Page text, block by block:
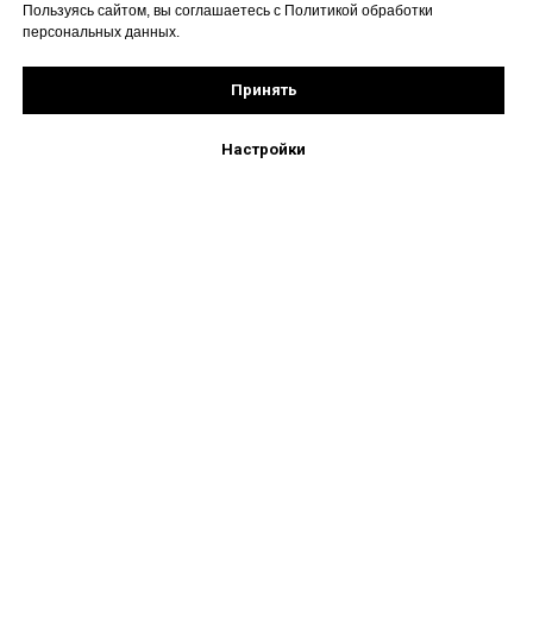
Пользуясь сайтом, вы соглашаетесь с Политикой обработки
персональных данных.
Принять
Настройки